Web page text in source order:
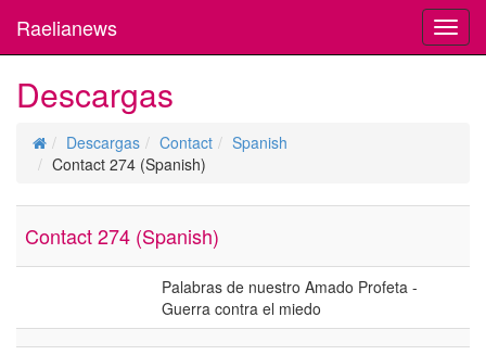
Raelianews
Descargas
Descargas Contact
Spanish
Contact 274 (Spanish)
Contact 274 (Spanish)
Palabras de nuestro Amado Profeta -
Guerra contra el miedo